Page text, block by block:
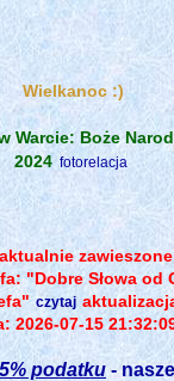
Wielkanoc :)
Warcie: Boże
2024 fotorelacja
"Dobre Słowa od
czytaj
2026-07-15
podatku - nasze